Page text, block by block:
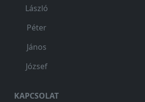
László
Péter
János
József
KAPCSOLAT